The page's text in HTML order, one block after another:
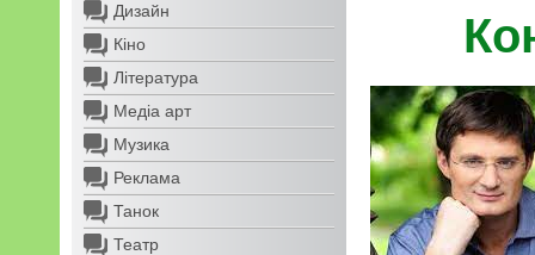
Дизайн
Кіно
Література
Медіа арт
Музика
Реклама
Танок
Театр